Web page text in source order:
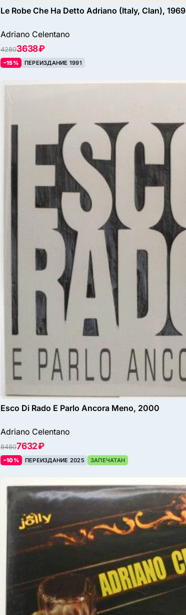
Le Robe Che Ha Detto Adriano (Italy, Clan), 1969
Adriano Celentano
42803638 ₽
–15% ПЕРЕИЗДАНИЕ 1991
Esco Di Rado E Parlo Ancora Meno, 2000
Adriano Celentano
84807632 ₽
–10% ПЕРЕИЗДАНИЕ 2025 ЗАПЕЧАТАН